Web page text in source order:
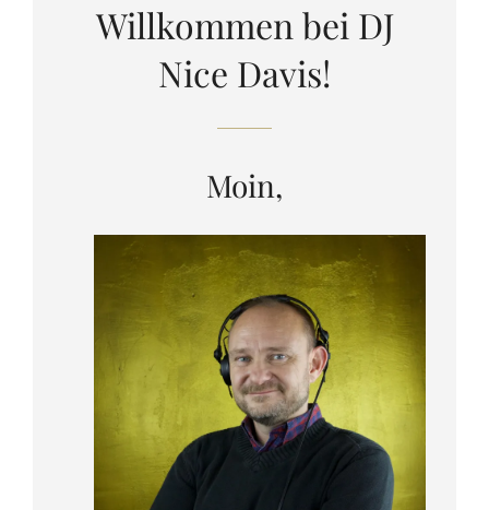
Willkommen bei DJ
Nice Davis!
Moin,